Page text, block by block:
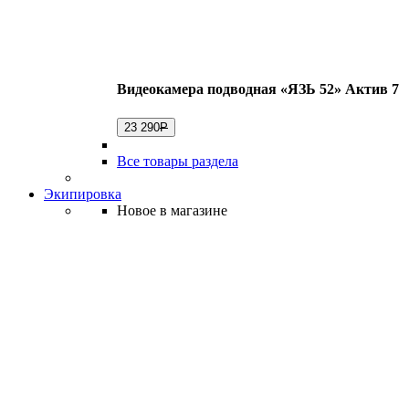
Видеокамера подводная «ЯЗЬ 52» Актив 7
23 290Р
Все товары раздела
Экипировка
Новое в магазине